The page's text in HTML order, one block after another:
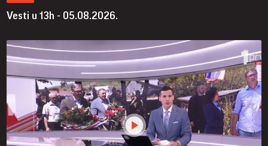
Vesti u 13h - 05.08.2026.